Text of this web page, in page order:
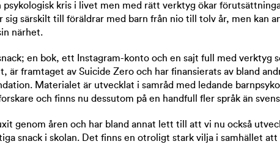
psykologisk kris i livet men med rätt verktyg ökar
sig särskilt till föräldrar med barn från nio till tolv år, men kan
närhet.
en bok, ett Instagram-konto och en sajt full med verktyg
är framtaget av Suicide Zero och har finansierats av bland
Materialet är utvecklat i samråd med ledande
och finns nu dessutom på en handfull fler språk än
genom åren och har bland annat lett till att vi nu också
snack i skolan. Det finns en otroligt stark vilja i samhället